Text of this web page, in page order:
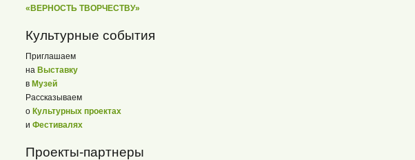
«ВЕРНОСТЬ ТВОРЧЕСТВУ»
Культурные события
Приглашаем
на Выставку
в Музей
Рассказываем
о Культурных проектах
и Фестивалях
Проекты-партнеры